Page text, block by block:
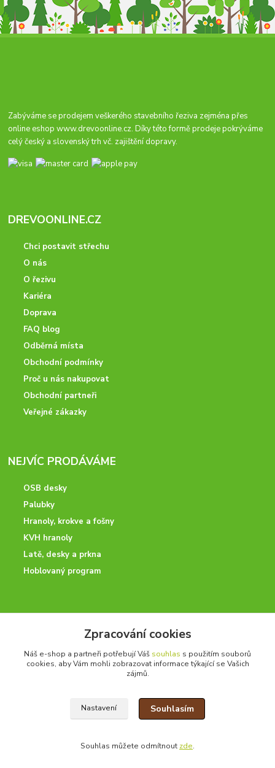
Zabýváme se prodejem veškerého stavebního řeziva zejména přes
online eshopwww.drevoonline.cz. Díky této formě prodeje pokrýváme
celý český a slovenský trh vč. zajištění dopravy.
DREVOONLINE.CZ
Chci postavit střechu
O nás
O řezivu
Kariéra
Doprava
FAQ blog
Odběrná místa
Obchodní podmínky
Proč u nás nakupovat
Obchodní partneři
Veřejné zákazky
NEJVÍC PRODÁVÁME
OSB desky
Palubky
Hranoly, krokve a fošny
KVH hranoly
Latě, desky a prkna
Hoblovaný program
Potřebujete poradit? Neváhejte nás kontaktovat.
+420 728 600 625
po - pá 7:00 - 15:00
Zpracování cookies
Náš e-shop a partneři potřebují Váš souhlas s použitím souborů
cookies, aby Vám mohli zobrazovat informace týkající se Vašich
zájmů.
Nastavení Souhlasím
Souhlas můžete odmítnout zde.